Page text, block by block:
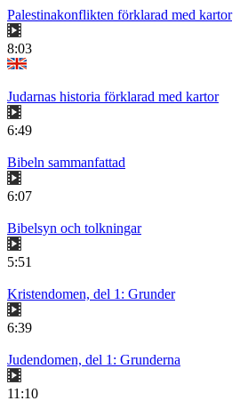
Palestinakonflikten förklarad med kartor
8:03
Judarnas historia förklarad med kartor
6:49
Bibeln sammanfattad
6:07
Bibelsyn och tolkningar
5:51
Kristendomen, del 1: Grunder
6:39
Judendomen, del 1: Grunderna
11:10